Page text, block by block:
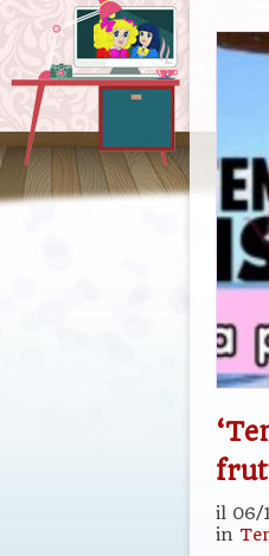
il 06/
in